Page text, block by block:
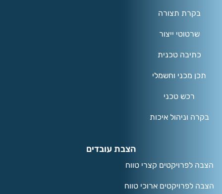
בקרת תצורה
שרטוטי ייצור
כתיבה טכנית
תכן מכני וחשמלי
רכש טכני
בקרה וניהול איכות
הצבת עובדים
הצבה לפרויקטים קצרי טווח
הצבה לפרויקטים ארוכי טווח